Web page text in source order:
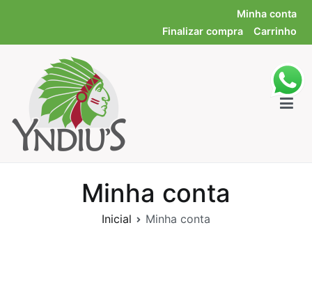
Minha conta
Finalizar compra
Carrinho
Minha conta
Inicial Minha conta